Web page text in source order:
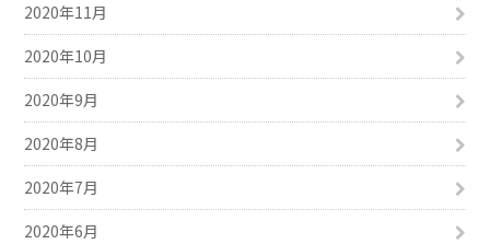
2020年11月
2020年10月
2020年9月
2020年8月
2020年7月
2020年6月